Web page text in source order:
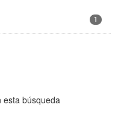
1
esta búsqueda